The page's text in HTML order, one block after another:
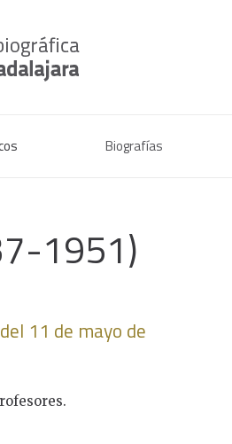
Biografías
1951)
11 de mayo de